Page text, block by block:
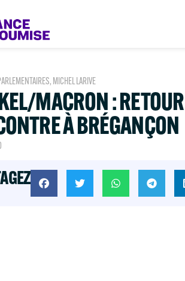
, MICHEL LARIVE
MACRON :
À BRÉGANÇON